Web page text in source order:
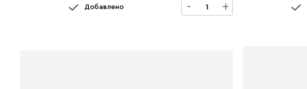
Добавлено - +